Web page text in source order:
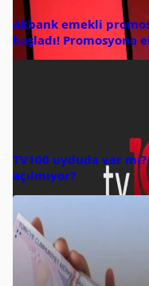
Akbank emekli
başladı! Promosyona
TV100 uyduda var
açılmıyor?